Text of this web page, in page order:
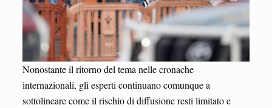
Nonostante il ritorno del tema nelle cronache
internazionali, gli esperti continuano comunque a
sottolineare come il rischio di diffusione resti limitato e